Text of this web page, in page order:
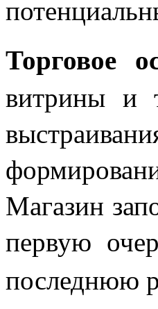
Торговое
витрины и
Магазин
первую
последнюю